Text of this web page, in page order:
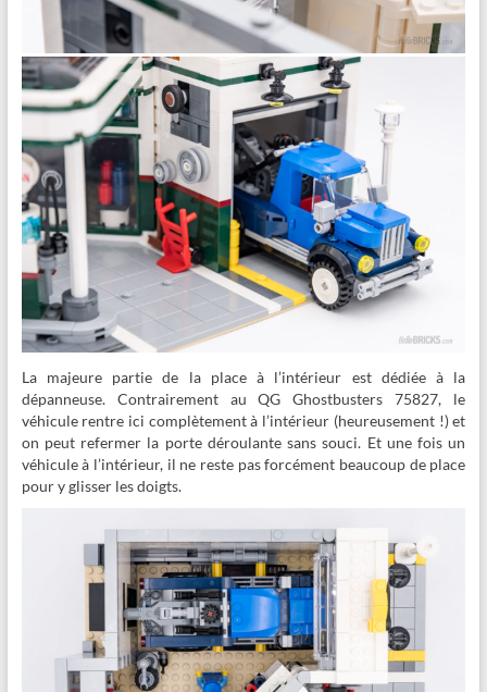
La majeure partie de la place à l’intérieur est dédiée à la
dépanneuse. Contrairement au QG Ghostbusters 75827, le
véhicule rentre ici complètement à l’intérieur (heureusement !) et
on peut refermer la porte déroulante sans souci. Et une fois un
véhicule à l’intérieur, il ne reste pas forcément beaucoup de place
pour y glisser les doigts.